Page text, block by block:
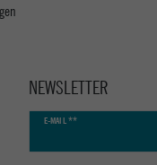
NEWSLETTER
E-MAIL **
Newsletter